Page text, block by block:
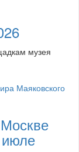
музея